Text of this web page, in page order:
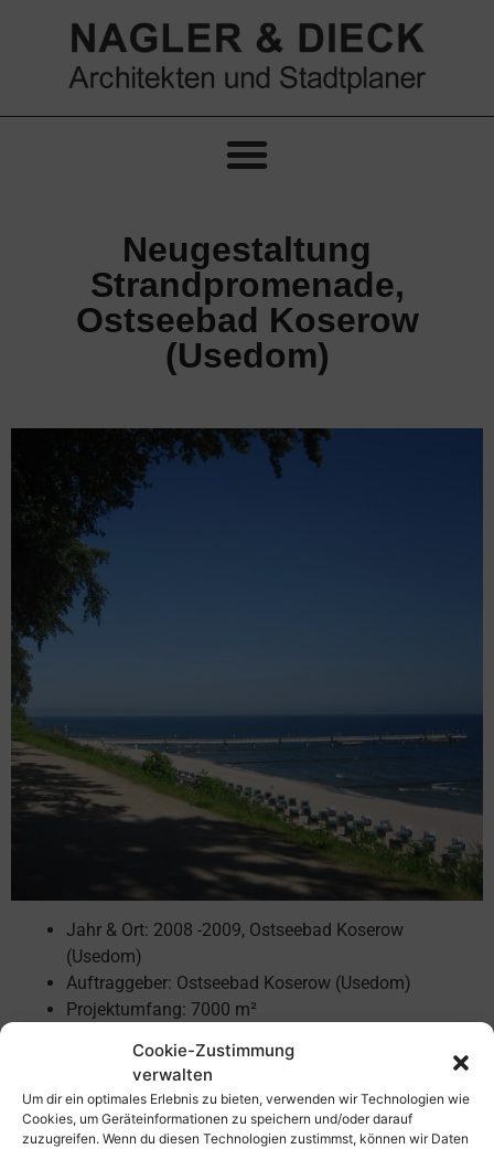
Cookie-Zustimmung
verwalten
Um dir ein optimales Erlebnis zu bieten, verwenden wir Technologien wie
Cookies, um Geräteinformationen zu speichern und/oder darauf
zuzugreifen. Wenn du diesen Technologien zustimmst, können wir Daten
Neugestaltung
Strandpromenade,
Ostseebad Koserow
(Usedom)
Jahr & Ort: 2008 -2009, Ostseebad Koserow
(Usedom)
Auftraggeber: Ostseebad Koserow (Usedom)
Projektumfang: 7000 m²
Partner: DEGAT Planungsgesellschaft, Cottbus
Die neue Strandpromenade von Koserow verbindet in
eigener Qualität und in Teilen auch neuer Lage die